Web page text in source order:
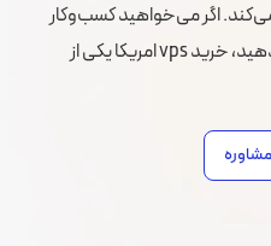
اگر می‌خواهید کسب‌وکار
خود را در سطح بین‌المللی گسترش دهید، خرید vps امریکا یکی از